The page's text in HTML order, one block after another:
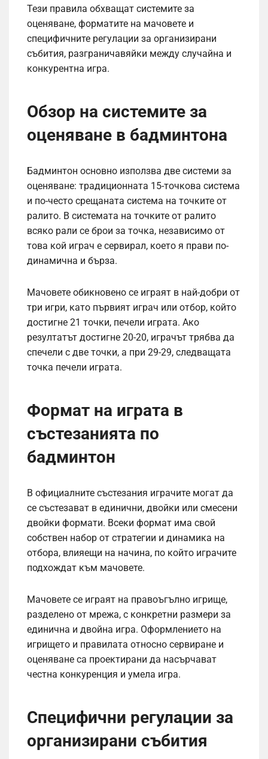
Тези правила обхващат системите за
оценяване, форматите на мачовете и
специфичните регулации за организирани
събития, разграничавяйки между случайна и
конкурентна игра.
Обзор на системите за
оценяване в бадминтона
Бадминтон основно използва две системи за
оценяване: традиционната 15-точкова система
и по-често срещаната система на точките от
ралито. В системата на точките от ралито
всяко рали се брои за точка, независимо от
това кой играч е сервирал, което я прави по-
динамична и бърза.
Мачовете обикновено се играят в най-добри от
три игри, като първият играч или отбор, който
достигне 21 точки, печели играта. Ако
резултатът достигне 20-20, играчът трябва да
спечели с две точки, а при 29-29, следващата
точка печели играта.
Формат на играта в
състезанията по
бадминтон
В официалните състезания играчите могат да
се състезават в единични, двойки или смесени
двойки формати. Всеки формат има свой
собствен набор от стратегии и динамика на
отбора, влияещи на начина, по който играчите
подхождат към мачовете.
Мачовете се играят на правоъгълно игрище,
разделено от мрежа, с конкретни размери за
единична и двойна игра. Оформлението на
игрището и правилата относно сервиране и
оценяване са проектирани да насърчават
честна конкуренция и умела игра.
Специфични регулации за
организирани събития